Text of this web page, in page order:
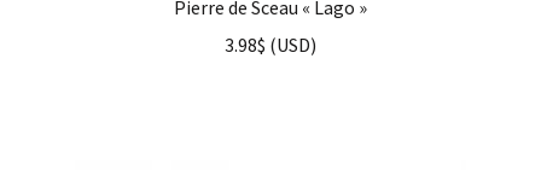
Pierre de Sceau « Lago »
3.98$ (USD)